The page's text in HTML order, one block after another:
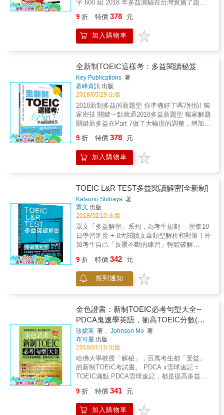
採用視覺化的解題說明，直接在文章上標示關
鍵線索與思考過程，一看就懂 就像在補習班教
的「視覺化解題說明」也在版面上重現了標示
重點、畫線連接相關內容、用箭頭畫出閱讀步
驟等過程，就像現場觀看老師解題分析，一眼
翻譯中尋找文字，只要跟隨最人性化的視覺標
示，就能迅速找到與題目相關的內容，立刻掌
握多益閱讀高分的思考過程。 ◆ 書末附贈一回
Part 7 完整模擬試題與視覺化逐題解析，讓讀
者能檢討自己的學習成果與答題過程（連同正
文部分的例題，全書收錄相當於兩回多益Part 7
的試題） 看完用實例解說的閱讀技巧之後，當
文部分的例題以外，本書最後還附贈一回 Part
7 完整模擬試題，全書的試題份量相當於兩回
正式考試！而且，最後的模擬試題也仿照正文
加得心應手。
握第一篇文章的主題句和脈絡，練習掌握三篇
文章之間的關聯性。 如果無法統整分散於三篇
文章中的脈絡，應付多篇文章的題型中，第一
篇文章的部分詳細內容，會在第二篇文章的表
格，或條列式細目中詳細羅列，或是簡略地陳
述概要。在遇上多篇文章的試題時，練習統整
文章並進行判斷、解答。 本書特色 & 1.文章有
趣：擺脫教科書式生硬選文，篇篇精采引人入
勝，最新趣味式學習法，學習像在看故事，成
果加倍又快速。 & 2.英語道地：由經驗豐富的
美籍教師撰寫，用語道地精準，容豐富專業，
可瞬間提升英語閱讀能力。 & 3.立即測驗：每
篇文章末都附有豐富練習題，幫如你測試自己
的文章理解程度。累積解題經驗，強化閱讀測
英語能力迅速加倍進化，不啻為你學習英語的
神奇護照。
任何一項，要能夠掌握聽、說、讀、寫四大基
本能力。 ★聽：外籍專業老師精心錄製MP3，
對話，簡單易說，完全仿照一般外籍人士的口
語速度，話題新鮮有趣，輕鬆加強生活英語互
動技巧！ ★讀：沒有艱深的文法與句型，迅速
寫：生活化小故事，可以迅速累積寫作超強實
力，是最佳英語寫作範本。
字 600 組 2018 年多益測驗在台灣實施了題型
性，箇中癥結點就在於 Part 7「文章閱讀理
解」，不僅題數增多，變化性和靈活度也隨之
提升。面對如此的變更，與其自己一人埋頭苦
公開解題秘訣 多益測驗的題目相當生活化，其
中又主要以職場作為試題設計的背景，假如對
商務英文完全一竅不通的話，相較之下，要考
取高分就比較困難。 本書作者多年任職外商，
除了本身的英文專業之外，更具優勢的是同時
具備商務英文的實務經歷，解讀各種商業文書
可謂遊刃有餘，也因此目前仍不定期參加多益
測驗，並持續刷新滿分紀錄中！ ◎滿分速成制
霸！多益命題專家直指新制考點 本書模擬試題
ETS 考題趨勢，其命題無論文章架構、用字、
難度，或題目類型、選項種類、題目比例皆極
度擬真，有助於提升對多益試題的熟悉度，掌
下高分。 ◎擴充同義字！省時答題輕鬆突破多
益瓶頸 多益改制題型萬變不離其宗，不是你的
英文不夠好，你只是需要一些簡單明瞭的剖
析，幫助快速領略訣竅──開竅之後，你會發現
有些試題即使不讀完全篇文章，也能立即鎖定
出答案。 許多人之所以對閱讀題心生恐懼、作
答速度過慢，絕大部分問題就出在字彙量不
「同義字」的量，針對此部分請多加利用本書
所收錄之必考同義字 600 組，便能有所改善。
本書推薦閱讀對象 ‧曾考過多益，每每在閱讀題
網www.betamedia.com.tw
9 折 特價 378 元
加入購物車
全新制TOEIC這樣考：多益閱讀秘笈
Key Publications 著
碁峰資訊 出版
2018/05/29 出版
2018新制多益的新題型 你準備好了嗎?別怕! 獨
家密技 關鍵一點就通2018多益新題型 獨家解題
關鍵新多益在Part 7做了大幅度的調整，增加了
天」等新題型，十分要求掌握文章間邏輯關係
的策略性閱讀能力。本書獨家揭露考題破解關
鍵，讓您在考場上毫不猶豫地選出正確答案。
率，才能在考試時一秒看出答案。全書27個題
型+新題型集中討論，幫助快速理解多益出題方
向分析Part7的所有題型，含括閱讀測驗的27個
單元，適合各英文程度的考生設計。各單元精
細分析題型的重要閱讀關鍵、及試題練習，協
助考生快速掌握文章重點、選出最佳答案。循
序漸進的螺旋式學習方法，保證能在最短時間
內打下堅實的多益基礎。學習+測驗 快速驗收
學習能力加贈一回Part7 模擬測驗，全真試題打
及新題型皆囊括在內！練習中累積實戰經驗，
讓您實力飽飽、信心滿滿，輕鬆在新制多益測
驗拿到高分！2018新多益 一定要有的每日學習
更難了，如何在有限的時間內，迅速掌握題型
及問題重點，極度考驗讀者能否掌握文章邏輯
及是否有策略性的閱讀能力 。這些新的考試題
型究竟要怎麼因應?新制多益獨家高分秘笈，教
您如何在原有的多益基礎上，快速學習新的多
益解題技巧。熟知新制多益的改變 才能掌握聽
力高分關鍵本書含括閱讀測驗27個題型，有系
統的學習新制多益。再也不用毫無頭緒地背題
邏輯，以及閱讀策略。改制後新增的複雜題
型，更詳細說明代表性的題目、及如何解題的
方式，協助讀者一一破解這些難題。推薦給初
9 折 特價 378 元
加入購物車
TOEIC L&R TEST多益閱讀解密[全新制]
Katsuno Shibaya 著
眾文 出版
2018/02/10 出版
眾文「多益解密」系列，為考生規劃──密集10
日學習進度 + 8大閱讀文章類型解析和對策！外
加考生自己「反覆不斷的練習」輕鬆破解
有限的準備時間內，除須加強自身的英文程度
外，熟悉各式多益題型及作答技巧則是提高分
數的關鍵！眾文「多益解密系列」就是為第一
密集的學習進度，深入解析各題型的出題重點
與解題關鍵，訓練考生一眼看出考點，有效提
升答題速度，是市面上最強的解題策略本！多
益600~800分，是台灣多數企業及外商公司要
求的英語成績，而這個分數也是相對容易可以
透過掌握解題技巧取得的分數。本書歸納整理
多益全新制閱讀測驗的8大文章類型，逐一分析
每一種文章類型的特色、格式與閱讀重點，並
舉出常見題目以及正確答案在文章中常見的表
達方式，幫助考生快、狠、準抓住文章重點，
的10天學習進度，全面掌握8大文章類型及對應
9 折 特價 342 元
貨到通知
金色證書：新制TOEIC必考句型大全--
PDCA鬼速學英語，衝高TOEIC分數(附
MP3)
珍妮芙 著 、Johnson Mo 著
布可屋 出版
2018/01/10 出版
哈佛大學教授「解秘」，百萬考生都「受益」
的新制TOEIC考試書。 PDCA x雪球速記 =
TOEIC滿點 PDCA雪球速記，都是提高多益分
10分鐘， 簡單4步驟，突破極限，完美考高
分！ PDCA是日本最流行的鬼速工作法，可以
快速衝高業績； 同樣地，也可以運用 PDCA鬼
9 折 特價 341 元
加入購物車